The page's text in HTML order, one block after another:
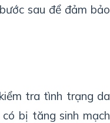
sau để đảm bảo
tra tình trạng da
bị tăng sinh mạch